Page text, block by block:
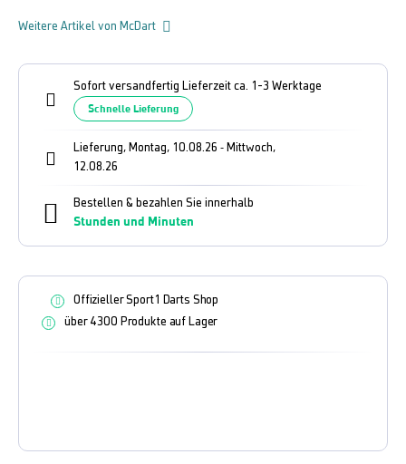
Weitere Artikel von McDart
Sofort versandfertig Lieferzeit ca. 1-3 Werktage
Schnelle Lieferung
Lieferung, Montag, 10.08.26 - Mittwoch,
12.08.26
Bestellen & bezahlen Sie innerhalb
Stunden und Minuten
Offizieller Sport1 Darts Shop
über 4300 Produkte auf Lager